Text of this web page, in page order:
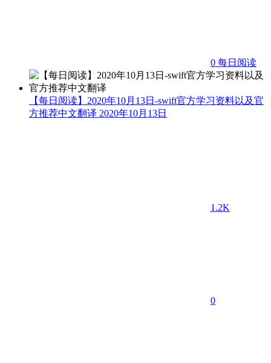
0 每日阅读
【每日阅读】2020年10月13日-swift官方学习资料以及官
方推荐中文翻译 2020年10月13日
1.2K
0